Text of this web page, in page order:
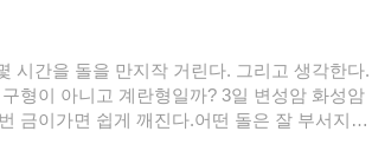
시간을 돌을 만지작 거린다. 그리고 생각한다.
형이 아니고 계란형일까? 3일 변성암 화성암
금이가면 쉽게 깨진다.어떤 돌은 잘 부서지고,